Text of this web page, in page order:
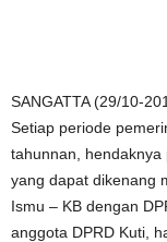
SANGATTA (29/10-
Setiap periode
tahunnan,
yang dapat dikenang
Ismu – KB dengan
anggota DPRD Kuti,